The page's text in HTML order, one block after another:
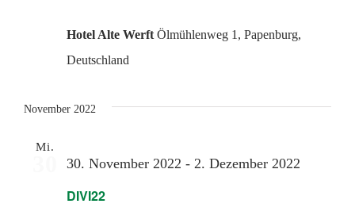
Hotel Alte Werft Ölmühlenweg 1, Papenburg,
Deutschland
November 2022
Mi.
DIVI22
30. November 2022 - 2. Dezember 2022